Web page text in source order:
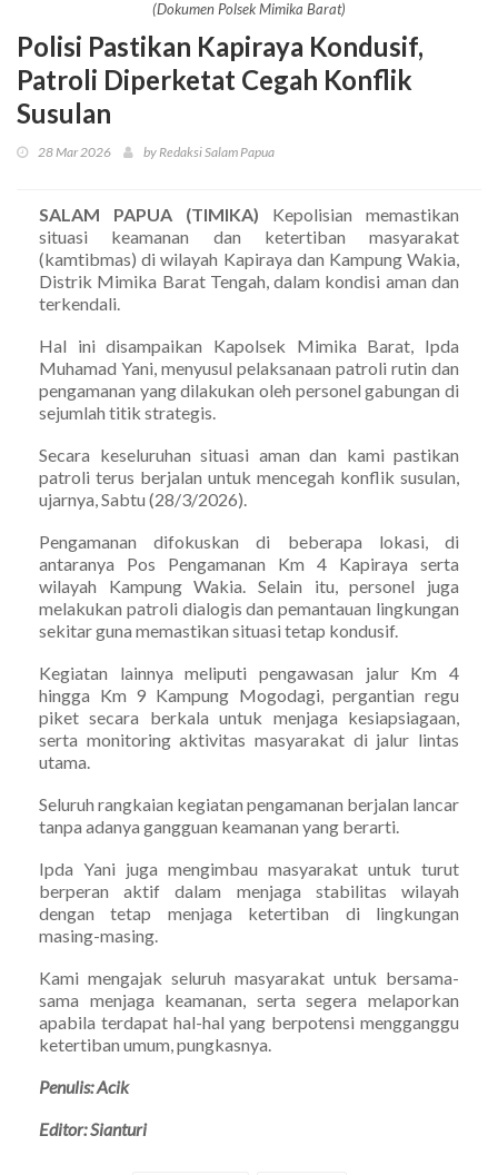
(Dokumen Polsek Mimika Barat)
Polisi Pastikan Kapiraya Kondusif,
Patroli Diperketat Cegah Konflik
Susulan
28 Mar 2026 by Redaksi Salam Papua
SALAM PAPUA (TIMIKA) Kepolisian memastikan
situasi keamanan dan ketertiban masyarakat
(kamtibmas) di wilayah Kapiraya dan Kampung Wakia,
Distrik Mimika Barat Tengah, dalam kondisi aman dan
terkendali.
Hal ini disampaikan Kapolsek Mimika Barat, Ipda
Muhamad Yani, menyusul pelaksanaan patroli rutin dan
pengamanan yang dilakukan oleh personel gabungan di
sejumlah titik strategis.
Secara keseluruhan situasi aman dan kami pastikan
patroli terus berjalan untuk mencegah konflik susulan,
ujarnya, Sabtu (28/3/2026).
Pengamanan difokuskan di beberapa lokasi, di
antaranya Pos Pengamanan Km 4 Kapiraya serta
wilayah Kampung Wakia. Selain itu, personel juga
melakukan patroli dialogis dan pemantauan lingkungan
sekitar guna memastikan situasi tetap kondusif.
Kegiatan lainnya meliputi pengawasan jalur Km 4
hingga Km 9 Kampung Mogodagi, pergantian regu
piket secara berkala untuk menjaga kesiapsiagaan,
serta monitoring aktivitas masyarakat di jalur lintas
utama.
Seluruh rangkaian kegiatan pengamanan berjalan lancar
tanpa adanya gangguan keamanan yang berarti.
Ipda Yani juga mengimbau masyarakat untuk turut
berperan aktif dalam menjaga stabilitas wilayah
dengan tetap menjaga ketertiban di lingkungan
masing-masing.
Kami mengajak seluruh masyarakat untuk bersama-
sama menjaga keamanan, serta segera melaporkan
apabila terdapat hal-hal yang berpotensi mengganggu
ketertiban umum, pungkasnya.
Penulis: Acik
Editor: Sianturi